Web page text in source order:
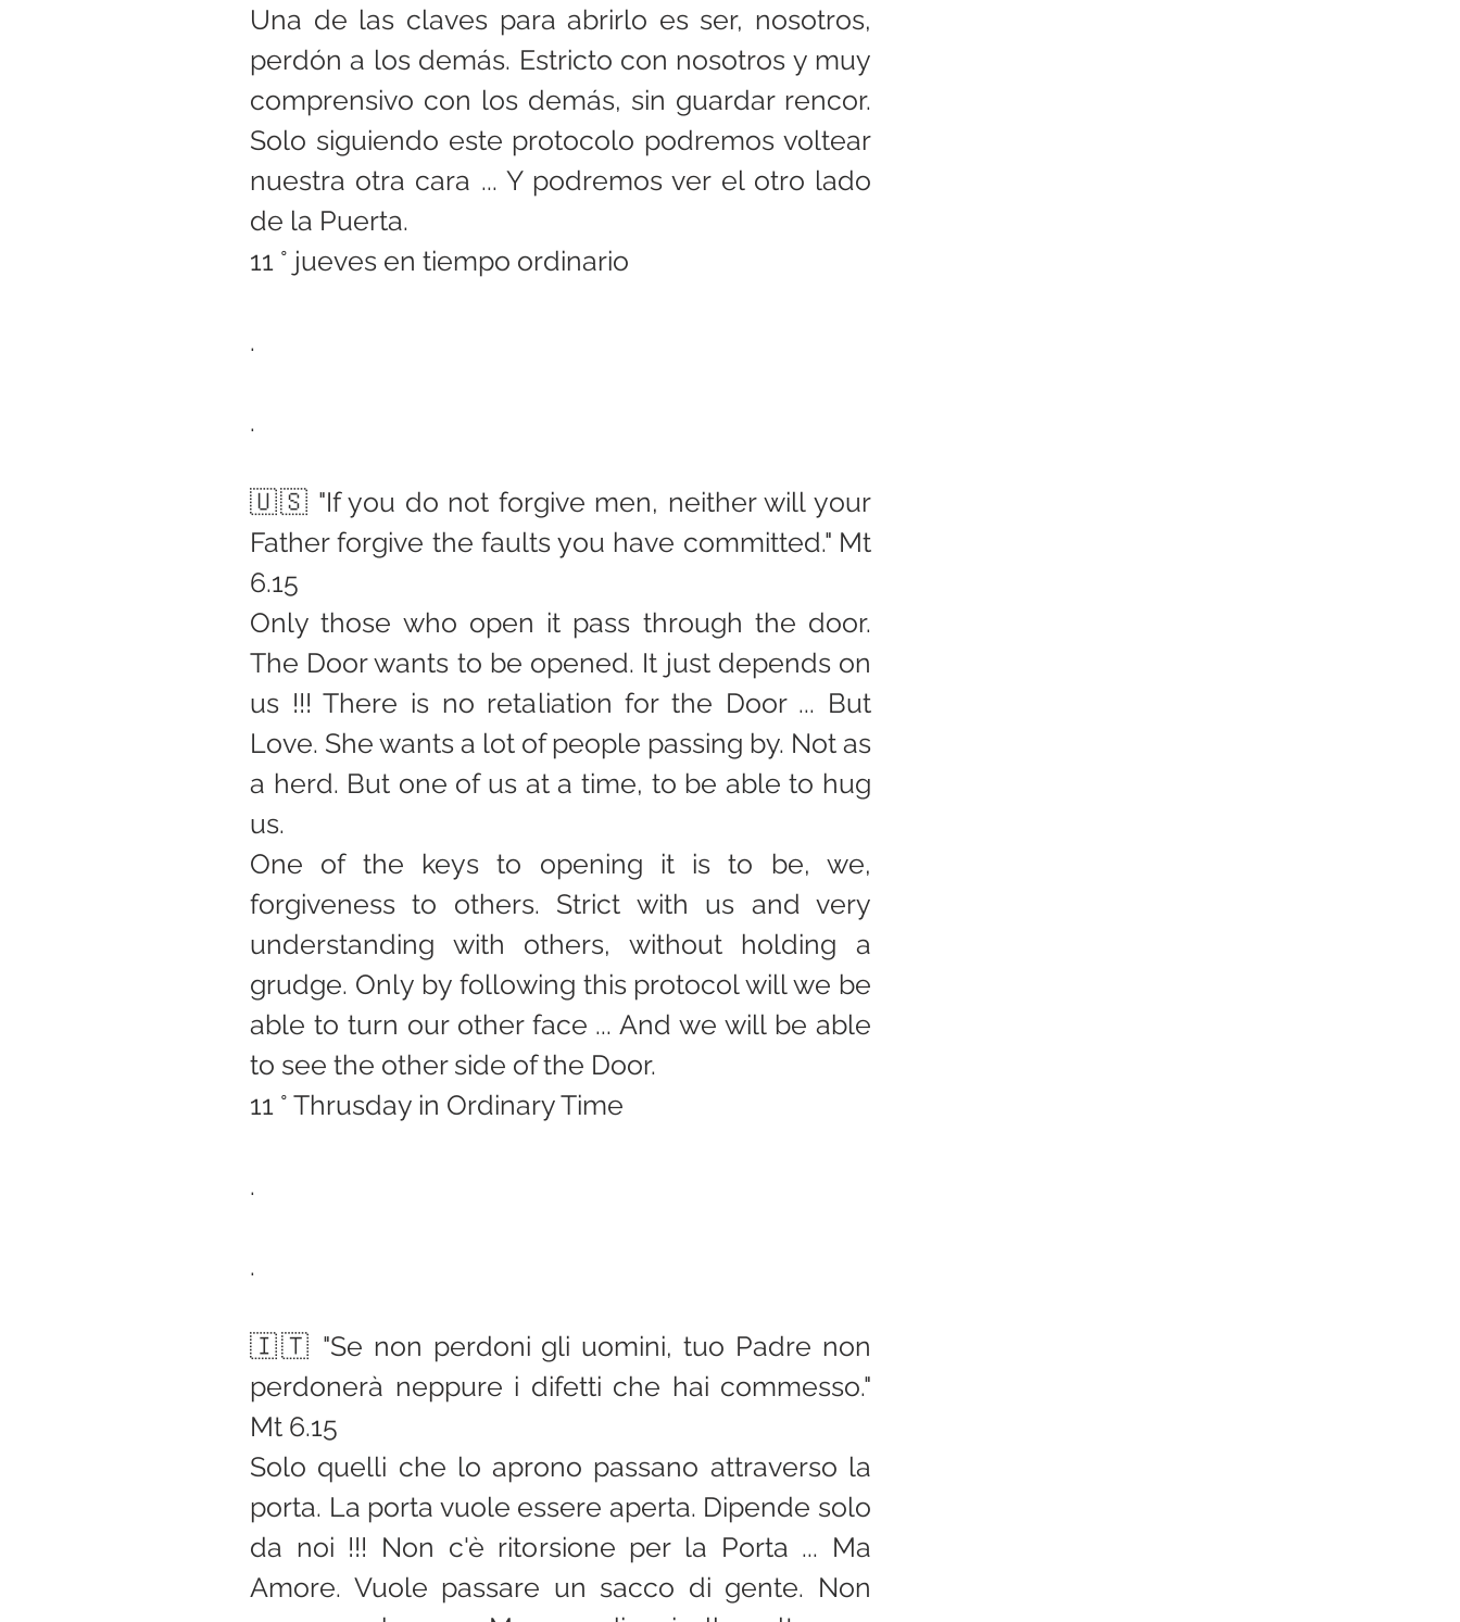
Una de las claves para abrirlo es ser, nosotros,
perdón a los demás. Estricto con nosotros y muy
comprensivo con los demás, sin guardar rencor.
Solo siguiendo este protocolo podremos voltear
nuestra otra cara ... Y podremos ver el otro lado
de la Puerta.
11 ° jueves en tiempo ordinario
.
.
🇺🇸 "If you do not forgive men, neither will your
Father forgive the faults you have committed." Mt
6.15
Only those who open it pass through the door.
The Door wants to be opened. It just depends on
us !!! There is no retaliation for the Door ... But
Love. She wants a lot of people passing by. Not as
a herd. But one of us at a time, to be able to hug
us.
One of the keys to opening it is to be, we,
forgiveness to others. Strict with us and very
understanding with others, without holding a
grudge. Only by following this protocol will we be
able to turn our other face ... And we will be able
to see the other side of the Door.
11 ° Thrusday in Ordinary Time
.
.
🇮🇹 "Se non perdoni gli uomini, tuo Padre non
perdonerà neppure i difetti che hai commesso."
Mt 6.15
Solo quelli che lo aprono passano attraverso la
porta. La porta vuole essere aperta. Dipende solo
da noi !!! Non c'è ritorsione per la Porta ... Ma
Amore. Vuole passare un sacco di gente. Non